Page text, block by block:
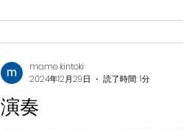
演奏
mame kintoki
2024年12月29日
読了時間: 1分